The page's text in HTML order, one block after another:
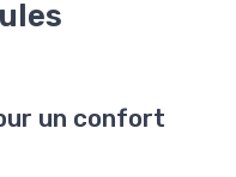
un confort